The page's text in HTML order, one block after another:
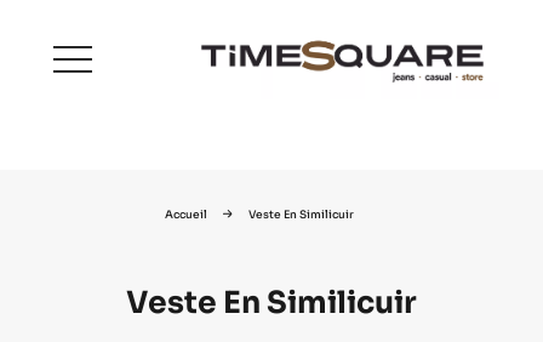
menu
Accueil Veste En Similicuir
Veste En Similicuir